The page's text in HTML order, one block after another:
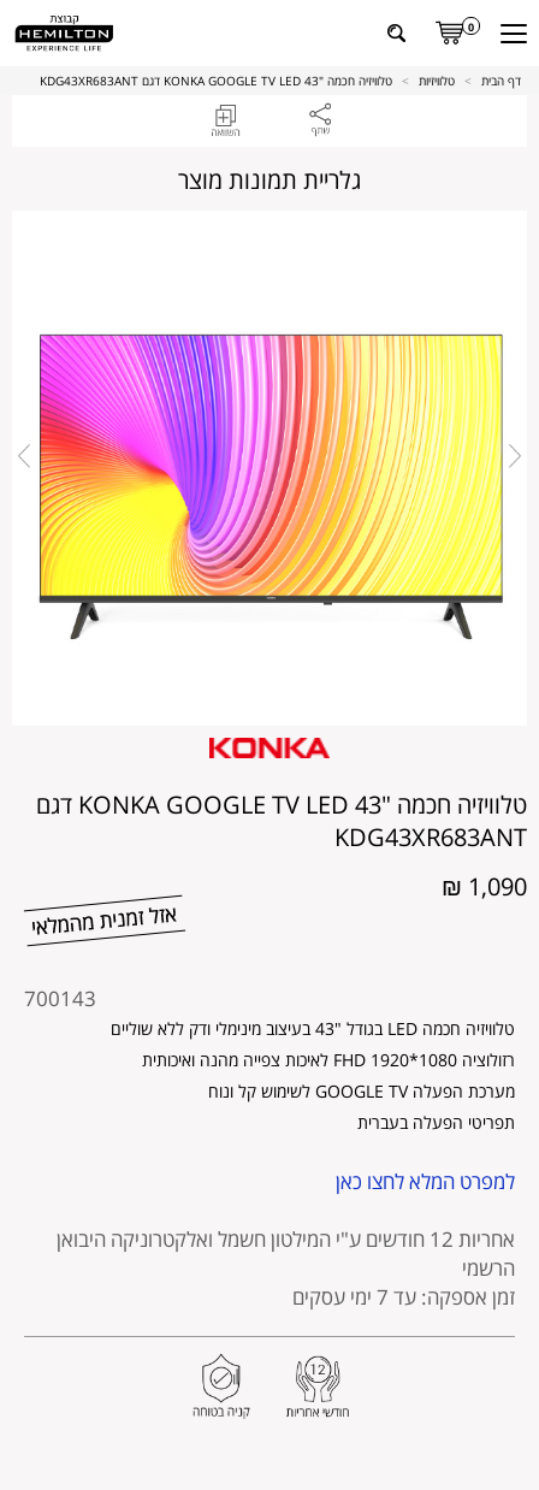
0
דף הבית > טלוויזיות > טלוויזיה חכמה "43 KONKA GOOGLE TV LED דגם KDG43XR683ANT
טלוויזיה חכמה "43 KONKA GOOGLE TV LED דגם
KDG43XR683ANT
1,090 ₪
700143
מוצר
טלוויזיה חכמה LED בגודל "43 בעיצוב מינימלי ודק ללא שוליים
רזולוציה 1080*1920 FHD לאיכות צפייה מהנה ואיכותית
מערכת הפעלה GOOGLE TV לשימוש קל ונוח
תפריטי הפעלה בעברית
למפרט המלא לחצו כאן
אחריות 12 חודשים
ע"י המילטון חשמל ואלקטרוניקה היבואן
הרשמי
זמן אספקה: עד 7 ימי עסקים
גלריית תמונות מוצר